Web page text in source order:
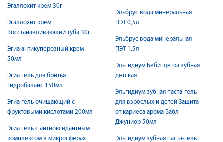
Эгаллохит крем 30г
Эгаллохит крем
Восстанавливающий туба 30г
Эгиа антикуперозный крем
50мл
Эгиа гель для бритья
Гидрoбаланс 150мл
Эгиа гель очищающий с
фруктовыми кислотами 200мл
Эгиа гель с антиоксидантным
комплексом в микросферах
Эльбрус вода минеральная
ПЭТ 0,5л
Эльбрус вода минеральная
ПЭТ 1,5л
Эльгидиум Беби щетка зубная
детская
Эльгидиум зубная паста-гель
для взрослых и детей Защита
от кариеса арома Бабл
Джуниор 50мл
Эльгидиум зубная паста-гель